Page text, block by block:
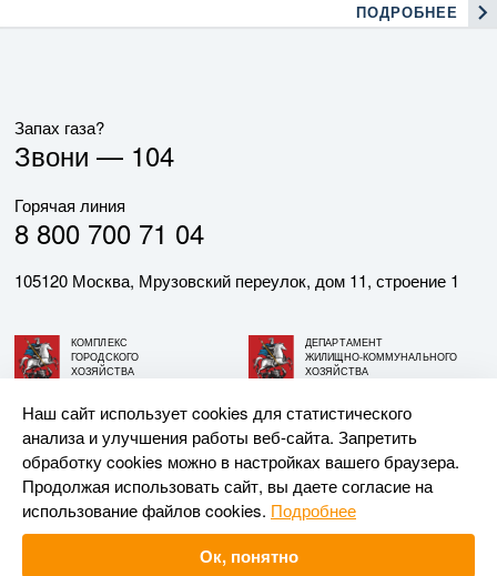
ПОДРОБНЕЕ
Запах газа?
Звони — 104
Горячая линия
8 800 700 71 04
105120 Москва, Мрузовский переулок, дом 11, строение 1
КОМПЛЕКС
ГОРОДСКОГО
ХОЗЯЙСТВА
ДЕПАРТАМЕНТ
ЖИЛИЩНО-КОММУНАЛЬНОГО
ХОЗЯЙСТВА
© АО «МОСГАЗ», 2026. При использовании материалов
ссылка на сайт обязательна.
Разработка и поддержка —Upriver
Наш сайт использует cookies для статистического
анализа и улучшения работы веб-сайта. Запретить
обработку cookies можно в настройках вашего браузера.
Продолжая использовать сайт, вы даете согласие на
использование файлов cookies. Подробнее
Ок, понятно